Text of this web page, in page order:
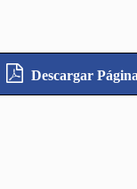
Descargar